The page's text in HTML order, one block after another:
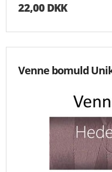
22,00 DKK
Venne bomuld